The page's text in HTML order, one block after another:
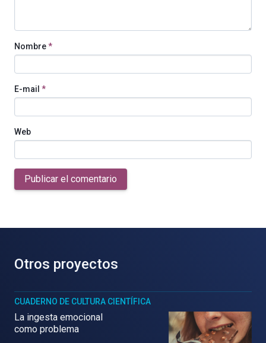
Nombre*
E-mail *
Web
Publicar el comentario
Otros proyectos
CUADERNO DE CULTURA CIENTÍFICA
La ingesta emocional
como problema